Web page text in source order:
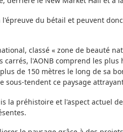
l'épreuve du bétail et peuvent
classé « zone de beauté
l'AONB comprend les
de 150 mètres le long de sa
sous-tendent ce paysage
la préhistoire et l'aspect actuel